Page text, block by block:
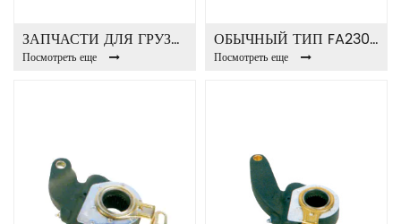
ЗАПЧАСТИ ДЛЯ ГРУЗОВИКА FA23013 АВТОЗАПРАВ.
Посмотреть еще
ОБЫЧНЫЙ ТИП FA23014 РЕГУЛЯТОР АВТО ЗАБЛОКИРОВКИ
Посмотреть еще